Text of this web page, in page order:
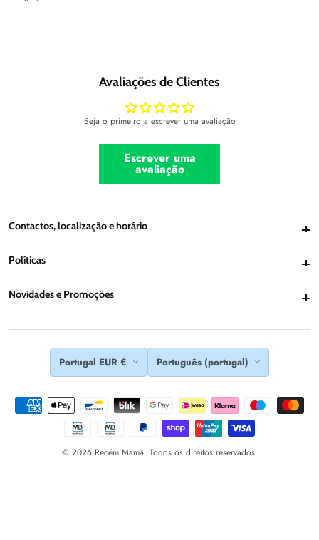
Avaliações de Clientes
Seja o primeiro a escrever uma avaliação
Escrever uma
avaliação
Contactos, localização e horárioContactos, localização e horário
Políticas
Novidades e PromoçõesNovidades e Promoções
Portugal EUR € Português (portugal)
© 2026,Recém Mamã. Todos os direitos reservados.